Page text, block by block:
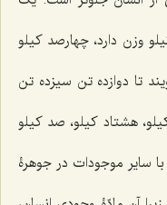
وزن دارد، چهارصد کیلو
تا دوازده تن سیزده تن
هشتاد کیلو، صد کیلو
سایر موجودات در جوهرۀ